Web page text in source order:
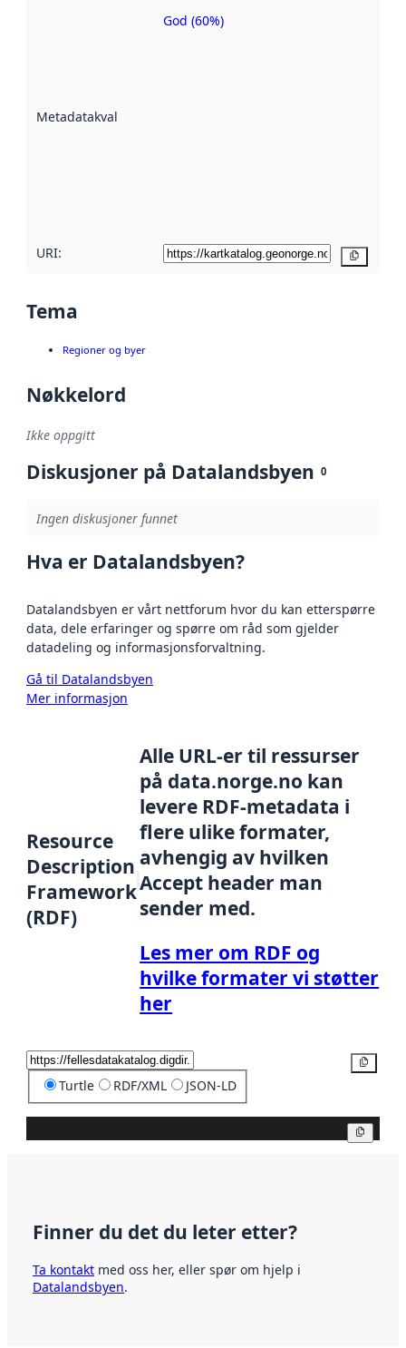
Metadatakvalitet
Metadatakvalitet
God (60%)
URI:
Tema
Regioner og byer
Nøkkelord
Ikke oppgitt
Diskusjoner på Datalandsbyen 0
Ingen diskusjoner funnet
Hva er Datalandsbyen?
Datalandsbyen er vårt nettforum hvor du kan etterspørre
data, dele erfaringer og spørre om råd som gjelder
datadeling og informasjonsforvaltning.
Gå til Datalandsbyen
Mer informasjon
Resource
Description
Framework
(RDF)
Alle URL-er til ressurser
på data.norge.no kan
levere RDF-metadata i
flere ulike formater,
avhengig av hvilken
Accept header man
sender med.
Les mer om RDF og
hvilke formater vi støtter
her
Turtle RDF/XML JSON-LD
Finner du det du leter etter?
Ta kontakt med oss her, eller spør om hjelp i
Datalandsbyen.